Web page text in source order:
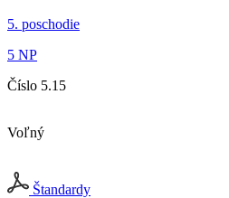
5. poschodie
5 NP
Číslo 5.15
Voľný
Štandardy